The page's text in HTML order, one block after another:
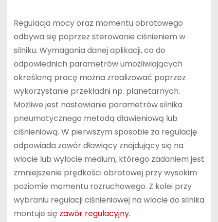
Regulacja mocy oraz momentu obrotowego
odbywa się poprzez sterowanie ciśnieniem w
silniku. Wymagania danej aplikacji, co do
odpowiednich parametrów umożliwiających
określoną pracę można zrealizować poprzez
wykorzystanie przekładni np. planetarnych.
Możliwe jest nastawianie parametrów silnika
pneumatycznego metodą dławieniową lub
ciśnieniową. W pierwszym sposobie za regulację
odpowiada zawór dławiący znajdujący się na
wlocie lub wylocie medium, którego zadaniem jest
zmniejszenie prędkości obrotowej przy wysokim
poziomie momentu rozruchowego. Z kolei przy
wybraniu regulacji ciśnieniowej na wlocie do silnika
montuje się zawór regulacyjny.